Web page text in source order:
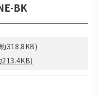
BK
318.8KB)
213.4KB)